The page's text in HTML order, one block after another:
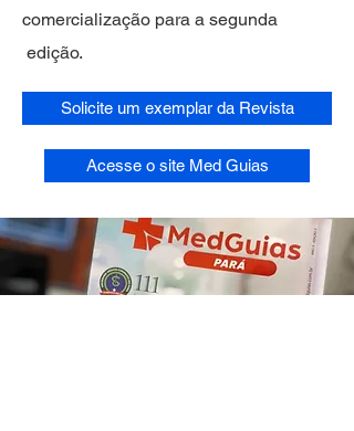
comercialização para a segunda
edição.
Solicite um exemplar da Revista
Acesse o site Med Guias